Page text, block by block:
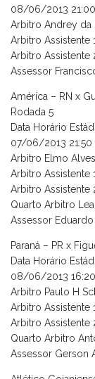
08/06/2013
Arbitro Andrey da
Arbitro Assistente
Arbitro Assistente
Assessor
América – RN x
Rodada 5
Data Horário
07/06/2013 21:50
Arbitro Elmo
Arbitro Assistente
Arbitro Assistente
Quarto Arbitro
Assessor
Paraná – PR x
Data Horário
08/06/2013
Arbitro Paulo H
Arbitro Assistente
Arbitro Assistente
Quarto Arbitro
Assessor Gerson